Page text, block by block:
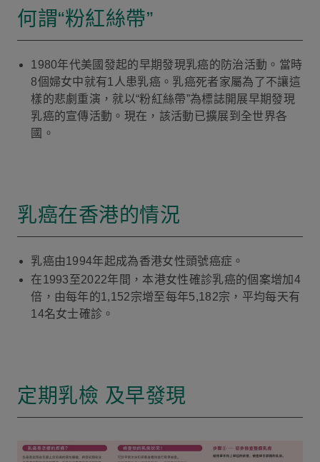
何謂“粉紅絲帶”
1980年代美國發起的早期發現乳癌的防治活動。當時
8個婦女中就有1人患乳癌。乳癌死者家屬為了不讓這
樣的悲劇重演，就以“粉紅絲帶”為標誌開展早期發現
乳癌的宣傳活動。現在，該活動已擴展到全世界各
國。
乳癌在香港的情況
乳癌由1994年起成為香港女性頭號癌症。
在1993至2022年間，本港女性確診乳癌的個案增加4
倍，由每年的1,152宗增至每年5,182宗，平均每天有
14名女士確診。
定期乳檢 及早發現